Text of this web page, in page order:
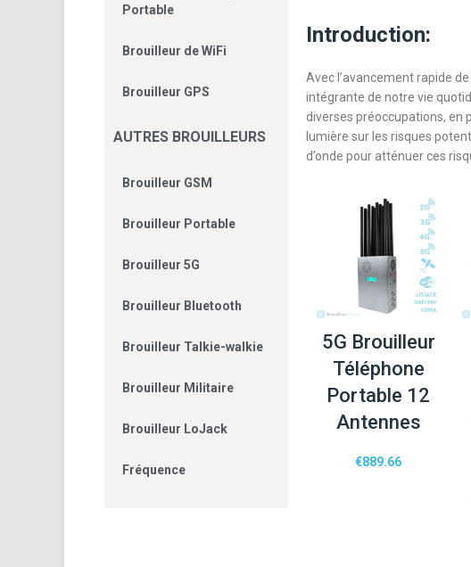
Portable
Brouilleur de WiFi
Brouilleur GPS
AUTRES BROUILLEURS
Brouilleur GSM
Brouilleur Portable
Brouilleur 5G
Brouilleur Bluetooth
Brouilleur Talkie-walkie
Brouilleur Militaire
Brouilleur LoJack
Fréquence
Introduction:
Avec l’avancement rapide
intégrante de notre vie
diverses préoccupations, en
lumière sur les risques
d’onde pour atténuer ces
5G Brouilleur
Téléphone
Portable 12
Antennes
€889.66